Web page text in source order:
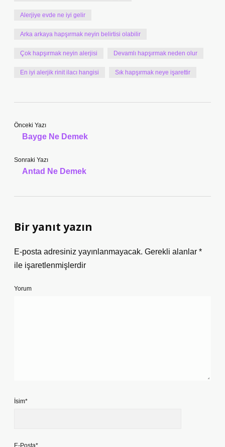
Alerjiye evde ne iyi gelir
Arka arkaya hapşırmak neyin belirtisi olabilir
Çok hapşırmak neyin alerjisi Devamlı hapşırmak neden olur
En iyi alerjik rinit ilacı hangisi Sık hapşırmak neye işarettir
Önceki Yazı
Bayge Ne Demek
Sonraki Yazı
Antad Ne Demek
Bir yanıt yazın
E-posta adresiniz yayınlanmayacak. Gerekli alanlar *
ile işaretlenmişlerdir
Yorum
İsim*
E-Posta*